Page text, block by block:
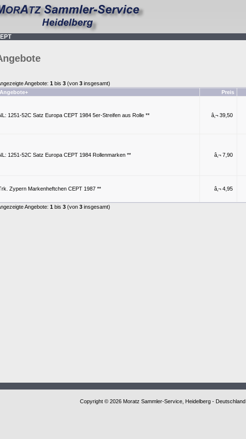
Angebote: 1 bis 3 (von 3 insgesamt)
Angebote+
Preis
1251-52C Satz Europa CEPT 1984 5er-Streifen aus Rolle ** â‚¬ 39,50
1251-52C Satz Europa CEPT 1984 Rollenmarken ** â‚¬ 7,90
Zypern Markenheftchen CEPT 1987 ** â‚¬ 4,95
Angebote: 1 bis 3 (von 3 insgesamt)
Copyright © 2026 Moratz Sammler-Service, Heidelberg - Deutschland